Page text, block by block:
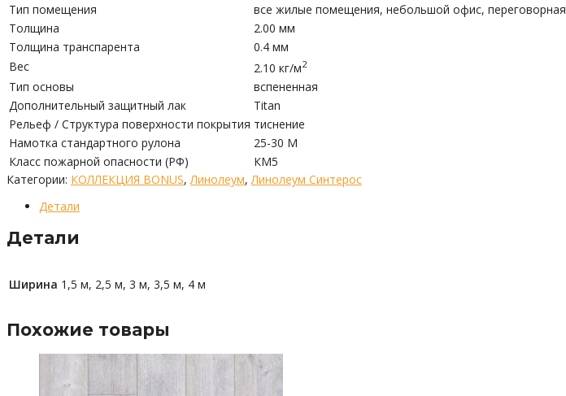
Тип помещения
все жилые помещения, небольшой офис, переговорная
Толщина
2.00 мм
Толщина транспарента
0.4 мм
Вес
2.10 кг/м2
Тип основы
вспененная
Дополнительный защитный лак
Titan
Рельеф / Структура поверхности покрытия тиснение
Намотка стандартного рулона
25-30 М
Класс пожарной опасности (РФ)
КМ5
Категории: КОЛЛЕКЦИЯ BONUS, Линолеум, Линолеум Синтерос
Детали
Детали
Ширина 1,5 м, 2,5 м, 3 м, 3,5 м, 4 м
Похожие товары